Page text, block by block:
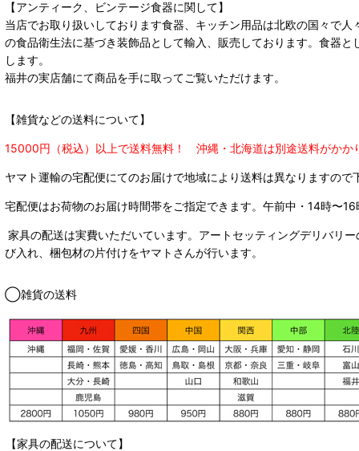
【アンティーク、ビンテージ食器に関して】
当店でお取り扱いしております食器、キッチン用品は北欧の国々で
の食品衛生法に基づき装飾品として輸入、販売しております。食器
します。
福井の実店舗にて商品を手に取ってご覧いただけます。
【雑貨などの送料について】
15000円（税込）以上で送料無料！ 沖縄・北海道は別途送料がかか
ヤマト運輸の宅配便にてのお届けで地域により送料は異なりますので
宅配便はお荷物のお届け時間帯をご指定できます。 午前中・14時〜
家具の配送は実費いただいています。アートセッティングデリバリ
び入れ、梱包材の片付けをヤマトさんが行います。
◯雑貨の送料
【家具の配送について】